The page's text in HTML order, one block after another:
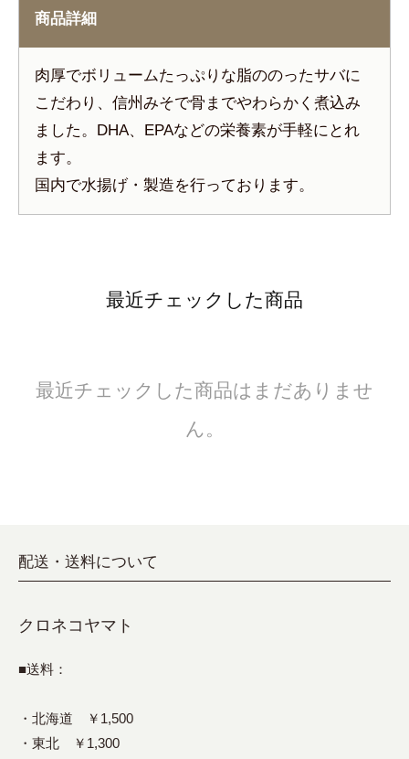
商品詳細
肉厚でボリュームたっぷりな脂ののったサバに
こだわり、信州みそで骨までやわらかく煮込み
ました。DHA、EPAなどの栄養素が手軽にとれ
ます。
国内で水揚げ・製造を行っております。
最近チェックした商品
最近チェックした商品はまだありませ
ん。
配送・送料について
クロネコヤマト
■送料：
・北海道 ￥1,500
・東北 ￥1,300